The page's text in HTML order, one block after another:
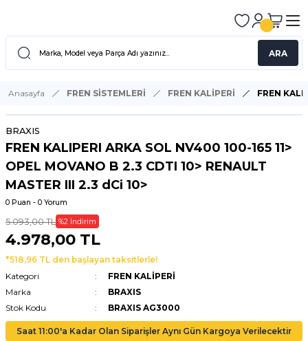
ARA
Anasayfa FREN SİSTEMLERİ FREN KALİPERİ FREN
BRAXIS
FREN KALIPERI ARKA SOL NV400 100-165 11>
OPEL MOVANO B 2.3 CDTI 10> RENAULT
MASTER III 2.3 dCi 10>
0 Puan - 0 Yorum
5.093,00 TL %2 İndirim
4.978,00 TL
*518,96 TL den başlayan taksitlerle!
Kategori
FREN KALİPERİ
Marka
BRAXIS
Stok Kodu
BRAXIS AG3000
Saat 11:00'a Kadar Olan Siparişler Aynı Gün Kargoya Verilecektir